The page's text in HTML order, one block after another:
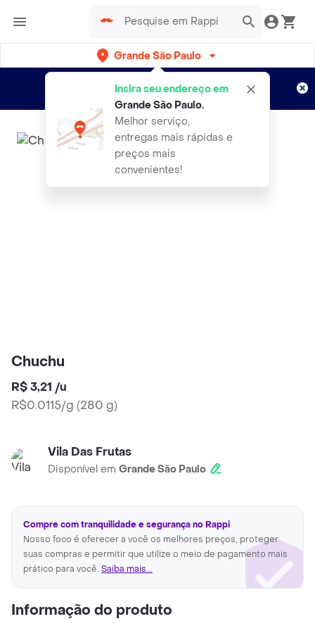
Grande São Paulo
Insira seu endereço em
Grande São Paulo.
Melhor serviço,
entregas mais rápidas e
preços mais
convenientes!
Entregas grátis por 15 dias!
Aplicam T&C
Chuchu
R$ 3,21 /u
R$0.0115/g (280 g)
Vila Das Frutas
Disponível em Grande São Paulo
Compre com tranquilidade e segurança no Rappi
Nosso foco é oferecer a você os melhores preços, proteger
suas compras e permitir que utilize o meio de pagamento mais
prático para você. Saiba mais...
Informação do produto